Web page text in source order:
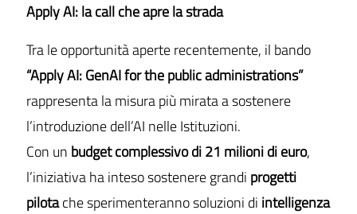
Apply AI: la call che apre la strada
Tra le opportunità aperte recentemente, il bando
“Apply AI: GenAI for the public administrations”
rappresenta la misura più mirata a sostenere
l’introduzione dell’AI nelle Istituzioni.
Con un budget complessivo di 21 milioni di euro,
l’iniziativa ha inteso sostenere grandi progetti
pilotache sperimenteranno soluzioni di intelligenza